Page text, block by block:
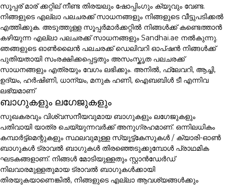
സൂപ്പര് മാര് ക്കറ്റില് നീണ്ട തിരയലും ഷോപ്പിംഗും ക്യൂവും വേണ്ട.
നിങ്ങളുടെ എല്ലാ പലചരക്ക് സാധനങ്ങളും നിങ്ങളുടെ വീട്ടുപടിക്കൽ
എത്തിക്കുക. അടുത്തുള്ള സൂപ്പർമാർക്കറ്റിൽ നിങ്ങൾക്ക് കണ്ടെത്താൻ
കഴിയുന്ന എല്ലാ പലചരക്ക് സാധനങ്ങളും Sandhai.ae നൽകുന്നു.
ഞങ്ങളുടെ ഓൺലൈൻ പലചരക്ക് ഡെലിവറി ഓപ്ഷൻ നിങ്ങൾക്ക്
പുതിയതായി സംരക്ഷിക്കപ്പെട്ടതും അസംസ്കൃത പലചരക്ക്
സാധനങ്ങളും എത്രയും വേഗം ലഭിക്കും. അനിൽ, ഫ്ലേവറി, ആച്ചി,
ഉദ്യം, ഹർഷിണി, ധാന്യം, മനുക ഹണി, ഐബബിൾ ടീ എന്നിവ
ലഭ്യമാണ്
ബാഗുകളും ലഗേജുകളും
സുഖകരവും വിശ്വസനീയവുമായ ബാഗുകളും ലഗേജുകളും
പതിവായി യാത്ര ചെയ്യുന്നവർക്ക് അനുഗ്രഹമാണ്. ഒന്നിലധികം
കമ്പാർട്ട്മെന്റുകളും സ്ഥലവുമുള്ള സ്യൂട്ട്കേസുകൾ / ക്യാരി-ഓൺ
ബാഗുകൾ ട്രാവൽ ബാഗുകൾ തിരഞ്ഞെടുക്കുമ്പോൾ പ്രാഥമിക
ഘടകങ്ങളാണ്. നിങ്ങൾ മോടിയുള്ളതും സ്റ്റാൻഡേർഡ്
നിലവാരമുള്ളതുമായ ട്രാവൽ ബാഗുകൾക്കായി
തിരയുകയാണെങ്കിൽ, നിങ്ങളുടെ എല്ലാ ആവശ്യങ്ങൾക്കും